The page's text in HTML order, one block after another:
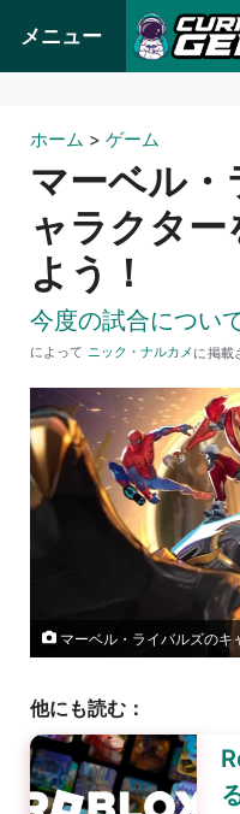
ン
メニュー
ホーム > ゲーム
マーベル・
ャラクタ
よう！
今度の試合につい
に掲載
によって ニック・ナルカメ
マーベル・ライバルズのキ
他にも読む：